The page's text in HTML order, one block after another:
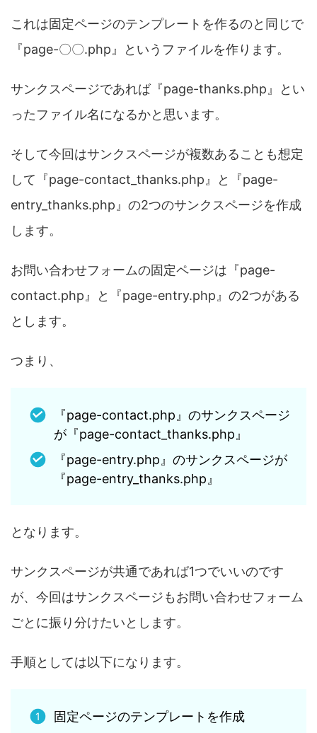
これは固定ページのテンプレートを作るのと同じで
『page-〇〇.php』というファイルを作ります。
サンクスページであれば『page-thanks.php』とい
ったファイル名になるかと思います。
そして今回はサンクスページが複数あることも想定
して『page-contact_thanks.php』と『page-
entry_thanks.php』の2つのサンクスページを作成
します。
お問い合わせフォームの固定ページは『page-
contact.php』と『page-entry.php』の2つがある
とします。
つまり、
『page-contact.php』のサンクスページ
が『page-contact_thanks.php』
『page-entry.php』のサンクスページが
『page-entry_thanks.php』
となります。
サンクスページが共通であれば1つでいいのです
が、今回はサンクスページもお問い合わせフォーム
ごとに振り分けたいとします。
手順としては以下になります。
固定ページのテンプレートを作成